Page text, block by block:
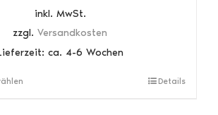
inkl. MwSt.
zzgl. Versandkosten
ca. 4-6 Wochen
Details